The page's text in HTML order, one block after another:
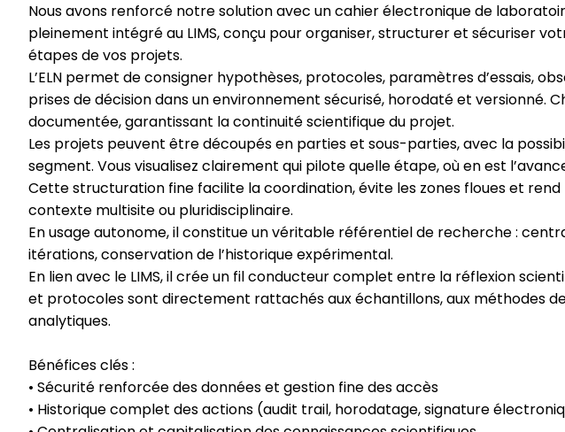
Nous avons renforcé notre solution avec un cahier électronique de
pleinement intégré au LIMS, conçu pour organiser, structurer et sécuriser
étapes de vos projets.
L’ELN permet de consigner hypothèses, protocoles, paramètres d’essais,
prises de décision dans un environnement sécurisé, horodaté et versionné.
documentée, garantissant la continuité scientifique du projet.
Les projets peuvent être découpés en parties et sous-parties, avec la
segment. Vous visualisez clairement qui pilote quelle étape, où en est
Cette structuration fine facilite la coordination, évite les zones floues et
contexte multisite ou pluridisciplinaire.
En usage autonome, il constitue un véritable référentiel de recherche :
itérations, conservation de l’historique expérimental.
En lien avec le LIMS, il crée un fil conducteur complet entre la réflexion
et protocoles sont directement rattachés aux échantillons, aux méthodes
analytiques.
Bénéfices clés :
• Sécurité renforcée des données et gestion fine des accès
• Historique complet des actions (audit trail, horodatage, signature